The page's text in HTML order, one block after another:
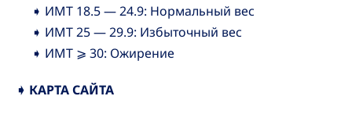
➧ ИМТ 18.5 — 24.9: Нормальный вес
➧ ИМТ 25 — 29.9: Избыточный вес
➧ ИМТ ⩾ 30: Ожирение
➧ КАРТА САЙТА